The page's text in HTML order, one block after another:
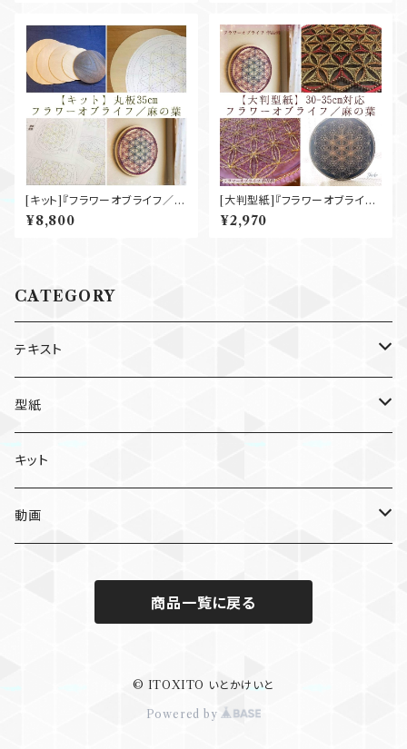
[キット]『フラワーオブライフ／麻
の葉』丸板35cm
¥8,800
[大判型紙]『フラワーオブライフ
／麻の葉』30.35cmサイズ対応
版
¥2,970
CATEGORY
テキスト
個人利用版
個別
セット
ライセンス版
個別
型紙
個人利用版
個別
ライセンス版
キット
動画
商品一覧に戻る
© ITOXITO いとかけいと
Powered by